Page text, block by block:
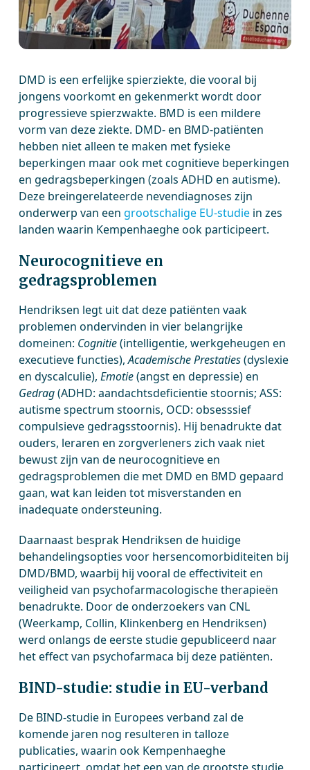
DMD is een erfelijke spierziekte, die vooral bij
jongens voorkomt en gekenmerkt wordt door
progressieve spierzwakte. BMD is een mildere
vorm van deze ziekte. DMD- en BMD-patiënten
hebben niet alleen te maken met fysieke
beperkingen maar ook met cognitieve beperkingen
en gedragsbeperkingen (zoals ADHD en autisme).
Deze breingerelateerde nevendiagnoses zijn
onderwerp van eengrootschalige EU-studie in zes
landen waarin Kempenhaeghe ook participeert.
Neurocognitieve en
gedragsproblemen
Hendriksen legt uit dat deze patiënten vaak
problemen ondervinden in vier belangrijke
domeinen: Cognitie(intelligentie, werkgeheugen en
executieve functies),Academische Prestaties(dyslexie
en dyscalculie),Emotie(angst en depressie) en
Gedrag(ADHD: aandachtsdeficientie stoornis; ASS:
autisme spectrum stoornis, OCD: obsesssief
compulsieve gedragsstoornis). Hij benadrukte dat
ouders, leraren en zorgverleners zich vaak niet
bewust zijn van de neurocognitieve en
gedragsproblemen die met DMD en BMD gepaard
gaan, wat kan leiden tot misverstanden en
inadequate ondersteuning.
Daarnaast besprak Hendriksen de huidige
behandelingsopties voor hersencomorbiditeiten bij
DMD/BMD, waarbij hij vooral de effectiviteit en
veiligheid van psychofarmacologische therapieën
benadrukte. Door de onderzoekers van CNL
(Weerkamp, Collin, Klinkenberg en Hendriksen)
werd onlangs de eerste studie gepubliceerd naar
het effect van psychofarmaca bij deze patiënten.
BIND-studie: studie in EU-verband
De BIND-studie in Europees verband zal de
komende jaren nog resulteren in talloze
publicaties, waarin ook Kempenhaeghe